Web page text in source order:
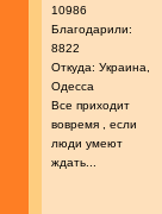
10986
Благодарили:
8822
Откуда: Украина,
Одесса
Все приходит
вовремя , если
люди умеют
ждать...